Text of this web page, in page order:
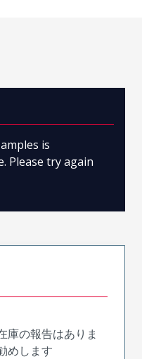
is
Please try again
庫の報告はありま
めします